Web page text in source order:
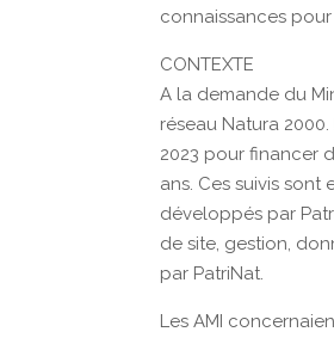
connaissances
CONTEXTE
A la demande du
réseau Natura
2023 pour financer
ans. Ces suivis
développés par
de site, gestion,
par PatriNat.
Les AMI